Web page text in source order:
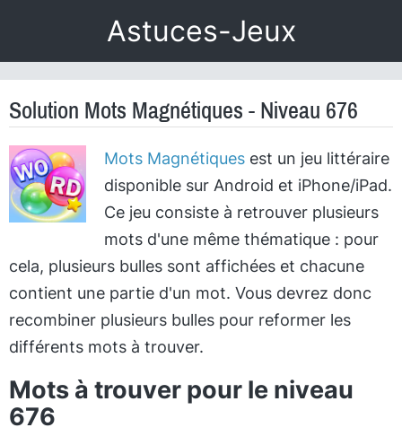
Astuces-Jeux
Solution Mots Magnétiques - Niveau 676
Mots Magnétiquesest un jeu littéraire
disponible sur Android et iPhone/iPad.
Ce jeu consiste à retrouver plusieurs
mots d'une même thématique : pour
cela, plusieurs bulles sont affichées et chacune
contient une partie d'un mot. Vous devrez donc
recombiner plusieurs bulles pour reformer les
différents mots à trouver.
Mots à trouver pour le niveau
676